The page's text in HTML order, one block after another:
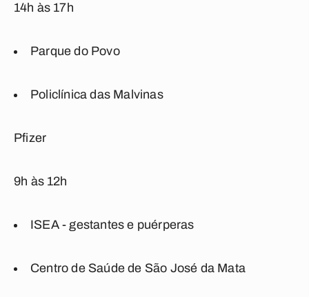
14h às 17h
Parque do Povo
Policlínica das Malvinas
Pfizer
9h às 12h
ISEA - gestantes e puérperas
Centro de Saúde de São José da Mata